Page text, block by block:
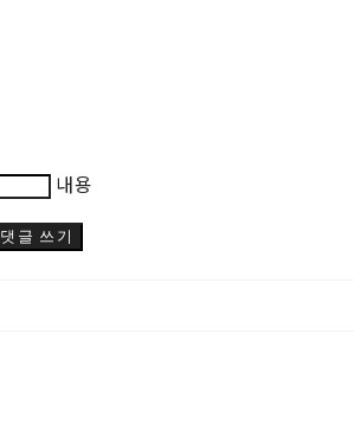
내용
댓글 쓰기